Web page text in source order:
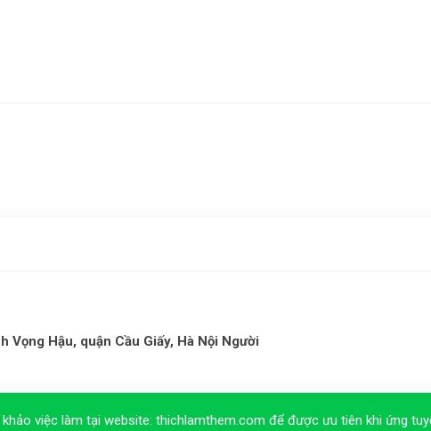
Vọng Hậu, quận Cầu Giấy, Hà Nội Người
việc làm tại website: thichlamthem.com để được ưu tiên khi ứng